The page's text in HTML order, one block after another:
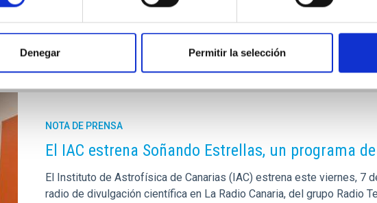
Denegar Permitir la selección
Fecha de publicación 10/04/2026 - 14:10:08
NOTA DE PRENSA
El IAC estrena Soñando Estrellas, un programa
El Instituto de Astrofísica de Canarias (IAC) estrena este viernes, 7
radio de divulgación científica en La Radio Canaria, del grupo Radio